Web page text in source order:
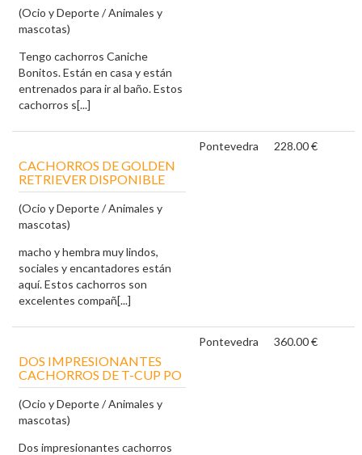
(Ocio y Deporte / Animales y
mascotas)
Tengo cachorros Caniche
Bonitos. Están en casa y están
entrenados para ir al baño. Estos
cachorros s[...]
CACHORROS DE GOLDEN
RETRIEVER DISPONIBLE
(Ocio y Deporte / Animales y
mascotas)
macho y hembra muy lindos,
sociales y encantadores están
aquí. Estos cachorros son
excelentes compañ[...]
Pontevedra 228.00 €
DOS IMPRESIONANTES
CACHORROS DE T-CUP PO
(Ocio y Deporte / Animales y
mascotas)
Dos impresionantes cachorros
Pontevedra 360.00 €